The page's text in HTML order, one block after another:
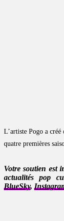
L’artiste Pogo a créé
quatre premières
Votre soutien est
actualités pop
BlueSky,